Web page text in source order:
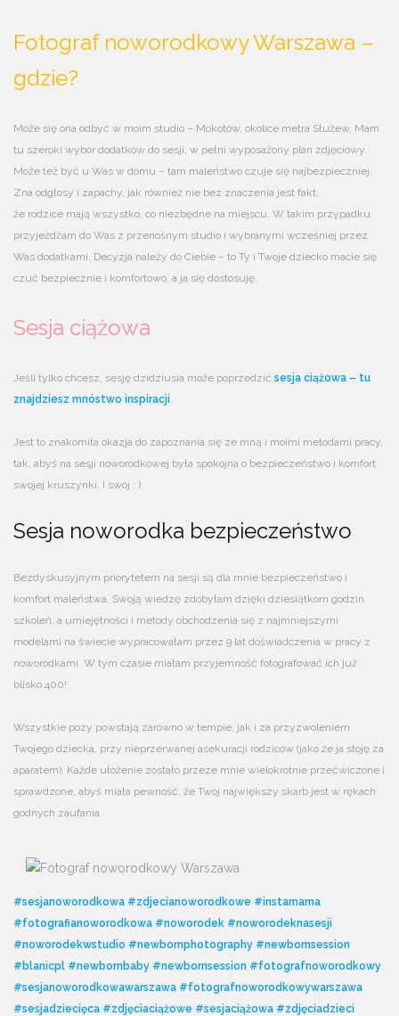
Fotograf noworodkowy Warszawa –
gdzie?
Może się ona odbyć w moim studio – Mokotów, okolice metra Służew. Mam
tu szeroki wybór dodatków do sesji, w pełni wyposażony plan zdjęciowy.
Może też być u Was w domu – tam maleństwo czuje się najbezpieczniej.
Zna odgłosy i zapachy, jak również nie bez znaczenia jest fakt,
że rodzice mają wszystko, co niezbędne na miejscu. W takim przypadku
przyjeżdżam do Was z przenośnym studio i wybranymi wcześniej przez
Was dodatkami. Decyzja należy do Ciebie – to Ty i Twoje dziecko macie się
czuć bezpiecznie i komfortowo, a ja się dostosuję.
Sesja ciążowa
Jeśli tylko chcesz, sesję dzidziusia może poprzedzić sesja ciążowa – tu
znajdziesz mnóstwo inspiracji.
Jest to znakomita okazja do zapoznania się ze mną i moimi metodami pracy,
tak, abyś na sesji noworodkowej była spokojna o bezpieczeństwo i komfort
swojej kruszynki. I swój : )
Sesja noworodka bezpieczeństwo
Bezdyskusyjnym priorytetem na sesji są dla mnie bezpieczeństwo i
komfort maleństwa. Swoją wiedzę zdobyłam dzięki dziesiątkom godzin
szkoleń, a umiejętności i metody obchodzenia się z najmniejszymi
modelami na świecie wypracowałam przez 9 lat doświadczenia w pracy z
noworodkami. W tym czasie miałam przyjemność fotografować ich już
blisko 400!
Wszystkie pozy powstają zarówno w tempie, jak i za przyzwoleniem
Twojego dziecka, przy nieprzerwanej asekuracji rodziców (jako że ja stoję za
aparatem). Każde ułożenie zostało przeze mnie wielokrotnie przećwiczone i
sprawdzone, abyś miała pewność, że Twój największy skarb jest w rękach
godnych zaufania.
#sesjanoworodkowa #zdjecianoworodkowe #instamama
#fotografianoworodkowa #noworodek #noworodeknasesji
#noworodekwstudio #newbornphotography #newbornsession
#blanicpl #newbornbaby #newbornsession #fotografnoworodkowy
#sesjanoworodkowawarszawa #fotografnoworodkowywarszawa
#sesjadziecięca #zdjęciaciążowe #sesjaciążowa #zdjęciadzieci